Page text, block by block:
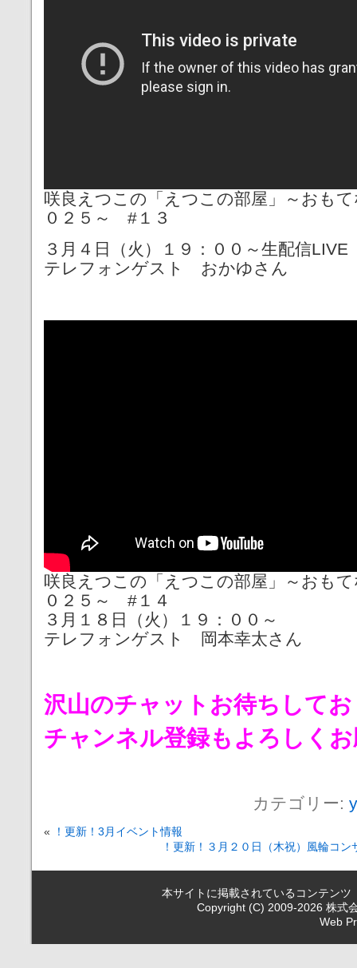
咲良えつこの「えつこの部屋」～おも
０２５～ #１３
３月４日（火）１９：００～生配信LIVE
テレフォンゲスト おかゆさん
咲良えつこの「えつこの部屋」～おも
０２５～ #１４
３月１８日（火）１９：００～
テレフォンゲスト 岡本幸太さん
沢山のチャットお待ちして
チャンネル登録もよろしく
カテゴリー:
«
！更新！3月イベント情報
！更新！３月２０日（木祝）風輪コ
本サイトに掲載されているコンテン
Copyright (C) 2009-2026 株式
Web